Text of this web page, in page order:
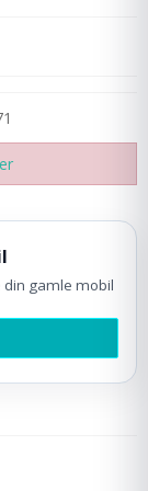
din gamle mobil